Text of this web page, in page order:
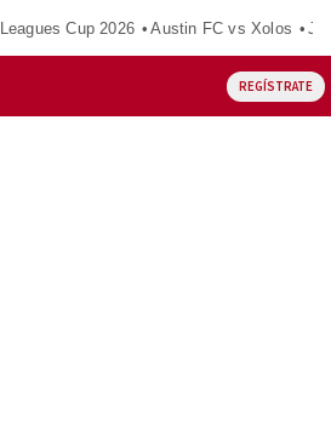
Leagues Cup 2026 Austin FC vs Xolos
REGÍSTRATE